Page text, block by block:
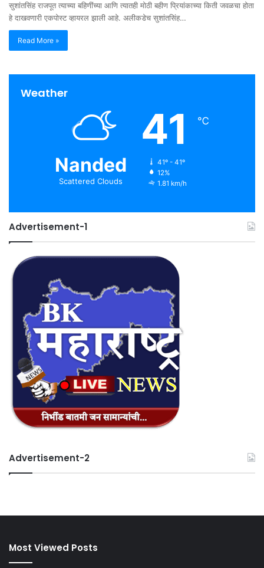
सुशांतसिंह राजपूत त्याच्या बहिणींच्या आणि त्यातही मोठी बहीण प्रियांकाच्या किती जवळचा होता
हे दाखवणारी एकपोस्ट व्हायरल झाली आहे. अलीकडेच सुशांतसिंह…
Read More »
Weather
Nanded
Scattered Clouds
41 ℃
41º - 41º
12%
1.81 km/h
Advertisement-1
Advertisement-2
Most Viewed Posts